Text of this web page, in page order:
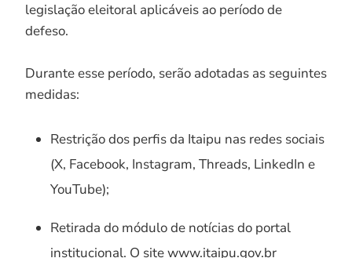
legislação eleitoral aplicáveis ao período de
defeso.
Durante esse período, serão adotadas as seguintes
medidas:
Restrição dos perfis da Itaipu nas redes sociais
(X, Facebook, Instagram, Threads, LinkedIn e
YouTube);
Retirada do módulo de notícias do portal
institucional. O site www.itaipu.gov.br